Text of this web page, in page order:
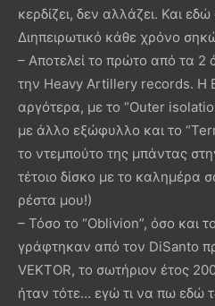
κερδίζει, δεν αλλάζει. Και εδώ
Διηπειρωτικό κάθε χρόνο
– Αποτελεί το πρώτο από τα
την Heavy Artillery records. Η
αργότερα, με το “Outer
με άλλο εξώφυλλο και το
το ντεμπούτο της μπάντας
τέτοιο δίσκο με το καλημέρα
ρέστα μου!)
– Τόσο το “Oblivion”, όσο και
γράφτηκαν από τον DiSanto
VEKTOR, το σωτήριον έτος
ήταν τότε… εγώ τι να πω εδώ